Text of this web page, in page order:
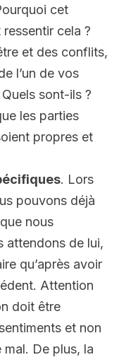
cet
cela ?
et des conflits,
l’un de vos
sont-ils ?
les parties
propres et
. Lors
pouvons déjà
nous
attendons de lui,
qu’après avoir
Attention
doit être
et non
mal. De plus, la